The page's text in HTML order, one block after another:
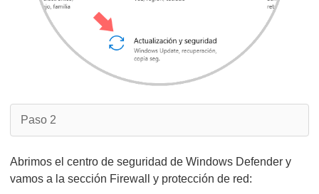
Paso 2
Abrimos el centro de seguridad de Windows Defender y
vamos a la sección Firewall y protección de red: